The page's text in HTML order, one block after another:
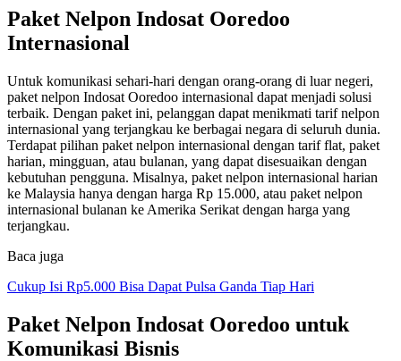
Paket Nelpon Indosat Ooredoo
Internasional
Untuk komunikasi sehari-hari dengan orang-orang di luar negeri,
paket nelpon Indosat Ooredoo internasional dapat menjadi solusi
terbaik. Dengan paket ini, pelanggan dapat menikmati tarif nelpon
internasional yang terjangkau ke berbagai negara di seluruh dunia.
Terdapat pilihan paket nelpon internasional dengan tarif flat, paket
harian, mingguan, atau bulanan, yang dapat disesuaikan dengan
kebutuhan pengguna. Misalnya, paket nelpon internasional harian
ke Malaysia hanya dengan harga Rp 15.000, atau paket nelpon
internasional bulanan ke Amerika Serikat dengan harga yang
terjangkau.
Baca juga
Cukup Isi Rp5.000 Bisa Dapat Pulsa Ganda Tiap Hari
Paket Nelpon Indosat Ooredoo untuk
Komunikasi Bisnis